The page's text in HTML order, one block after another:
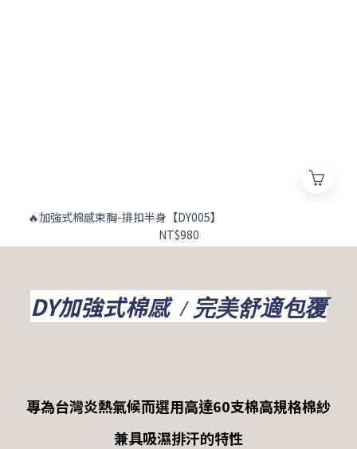
🔥加強式棉感束胸-排扣半身【DY005】
NT$980
DY加強式棉感 / 完美舒適包覆
專為台灣炎熱氣候而選用高達60支棉高規格棉紗
兼具吸濕排汗的特性